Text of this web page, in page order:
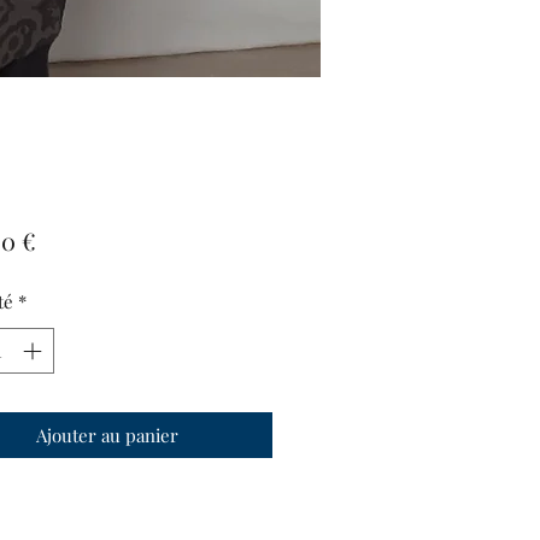
€Prix
*
Ajouter au panier